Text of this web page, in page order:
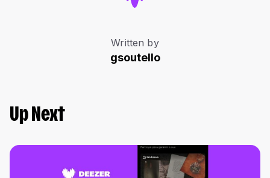
Written by
gsoutello
Up Next